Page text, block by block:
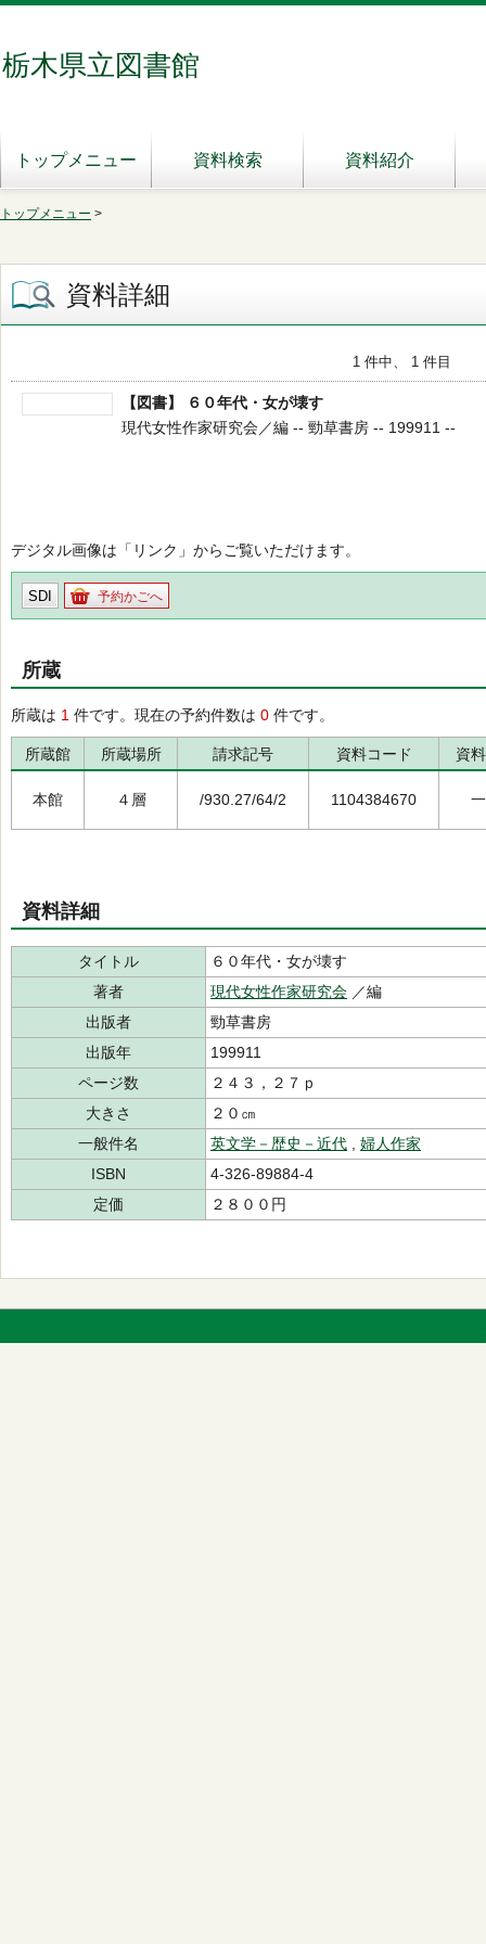
栃木県立図書館
トップメニュー 資料検索 資料紹介
トップメニュー >
資料詳細
1 件中、 1 件目
【図書】 ６０年代・女が壊す
現代女性作家研究会／編 -- 勁草書房 -- 199911 --
デジタル画像は「リンク」からご覧いただけます。
SDI 予約かごへ
所蔵
所蔵は 1 件です。現在の予約件数は 0 件です。
所蔵館 所蔵場所 請求記号 資料コード 資
本館 ４層 /930.27/64/2 1104384670
資料詳細
タイトル
６０年代・女が壊す
著者
現代女性作家研究会 ／編
出版者
勁草書房
出版年
199911
ページ数
２４３，２７ｐ
大きさ
２０㎝
一般件名
英文学－歴史－近代
婦人作家
ISBN
4-326-89884-4
定価
２８００円